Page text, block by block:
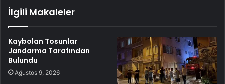
İlgili Makaleler
Kaybolan Tosunlar
Jandarma Tarafından
Bulundu
Ağustos 9, 2026